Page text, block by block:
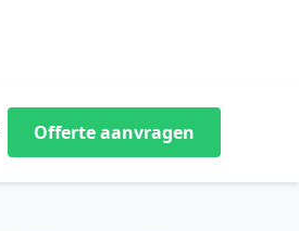
Offerte aanvragen